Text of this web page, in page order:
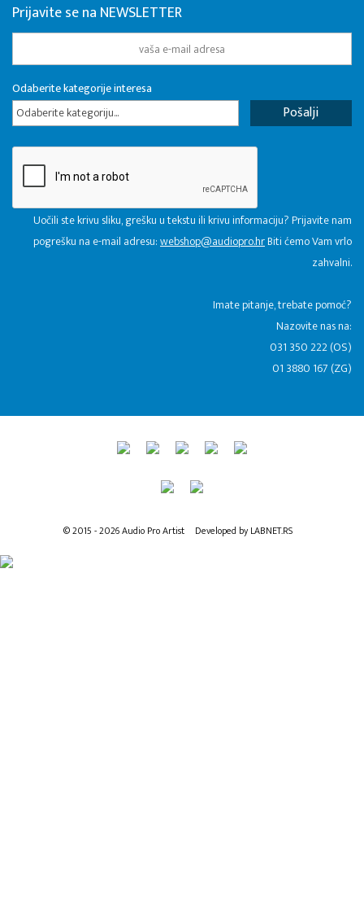
Prijavite se na NEWSLETTER
Odaberite kategorije interesa
Odaberite kategoriju...
Uočili ste krivu sliku, grešku u tekstu ili krivu informaciju? Prijavite nam
pogrešku na e-mail adresu:webshop@audiopro.hrBiti ćemo Vam vrlo
zahvalni.
​Imate pitanje, trebate pomoć?
Nazovite nas na:
031 350 222 (OS)
01 3880 167 (ZG)
© 2015 - 2026 Audio Pro Artist Developed by LABNET.RS